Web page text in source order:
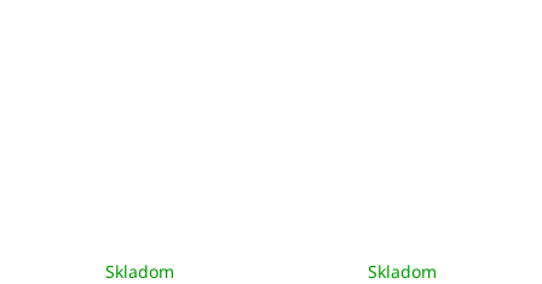
Skladom Skladom